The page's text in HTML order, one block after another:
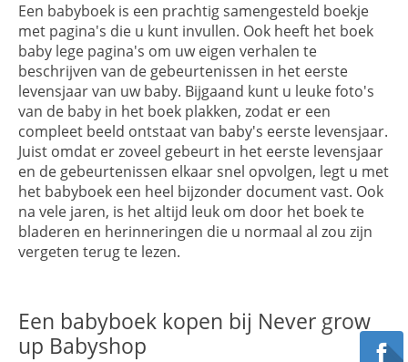
Een babyboek is een prachtig samengesteld boekje
met pagina's die u kunt invullen. Ook heeft het boek
baby lege pagina's om uw eigen verhalen te
beschrijven van de gebeurtenissen in het eerste
levensjaar van uw baby. Bijgaand kunt u leuke foto's
van de baby in het boek plakken, zodat er een
compleet beeld ontstaat van baby's eerste levensjaar.
Juist omdat er zoveel gebeurt in het eerste levensjaar
en de gebeurtenissen elkaar snel opvolgen, legt u met
het babyboek een heel bijzonder document vast. Ook
na vele jaren, is het altijd leuk om door het boek te
bladeren en herinneringen die u normaal al zou zijn
vergeten terug te lezen.
Een babyboek kopen bij Never grow
up Babyshop